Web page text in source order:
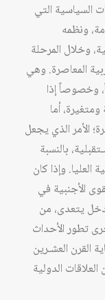
السياسية التي
ونظمه
وخلال المرحلة
المعاصرة. وهي
وخصوصاً إذا
أما
الأمر الذي يجعل
بالنسبة
العليا. وإذا كان
الأجنبية في
يتعدى، من
تطور الأحداث
القرن العشـرين
الدولية